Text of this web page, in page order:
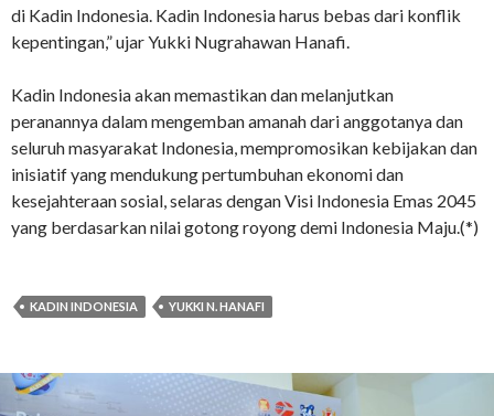
di Kadin Indonesia. Kadin Indonesia harus bebas dari konflik
kepentingan,” ujar Yukki Nugrahawan Hanafi.
Kadin Indonesia akan memastikan dan melanjutkan
peranannya dalam mengemban amanah dari anggotanya dan
seluruh masyarakat Indonesia, mempromosikan kebijakan dan
inisiatif yang mendukung pertumbuhan ekonomi dan
kesejahteraan sosial, selaras dengan Visi Indonesia Emas 2045
yang berdasarkan nilai gotong royong demi Indonesia Maju.(*)
KADIN INDONESIA YUKKI N. HANAFI